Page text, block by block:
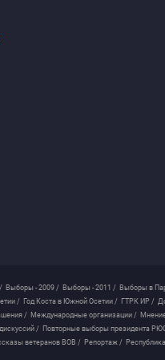
Выборы - 2009 / Выборы - 2011 / Выборы в
/ Год Коста в Южной Осетии / ГТРК ИР /
/ Международные организации /
/ Повторные выборы президента
ветеранов ВОВ / Репортаж /